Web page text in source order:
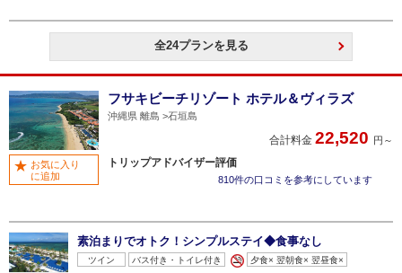
全24プランを見る
フサキビーチリゾート ホテル＆ヴィラズ
沖縄県 離島 石垣島
合計料金 22,520 円～
トリップアドバイザー評価
810件の口コミを参考にしています
お気に入り
に追加
素泊まりでオトク！シンプルステイ◆食事なし
ツイン バス付き・トイレ付き 夕食× 翌朝食× 翌昼食×